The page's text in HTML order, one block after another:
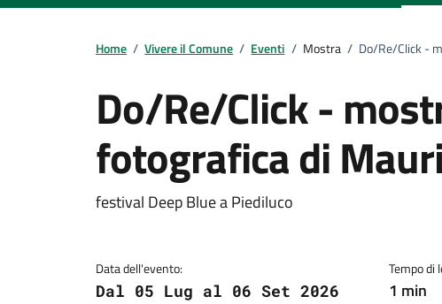
Home / Vivere il Comune / Eventi / Mostra / Do/Re/Click -
Do/Re/Click -
fotografica di
Dettagli dell'evento
festival Deep Blue a Piediluco
Data dell'evento:
Dal 05 Lug al 06 Set 2026
Tempo di
1 min